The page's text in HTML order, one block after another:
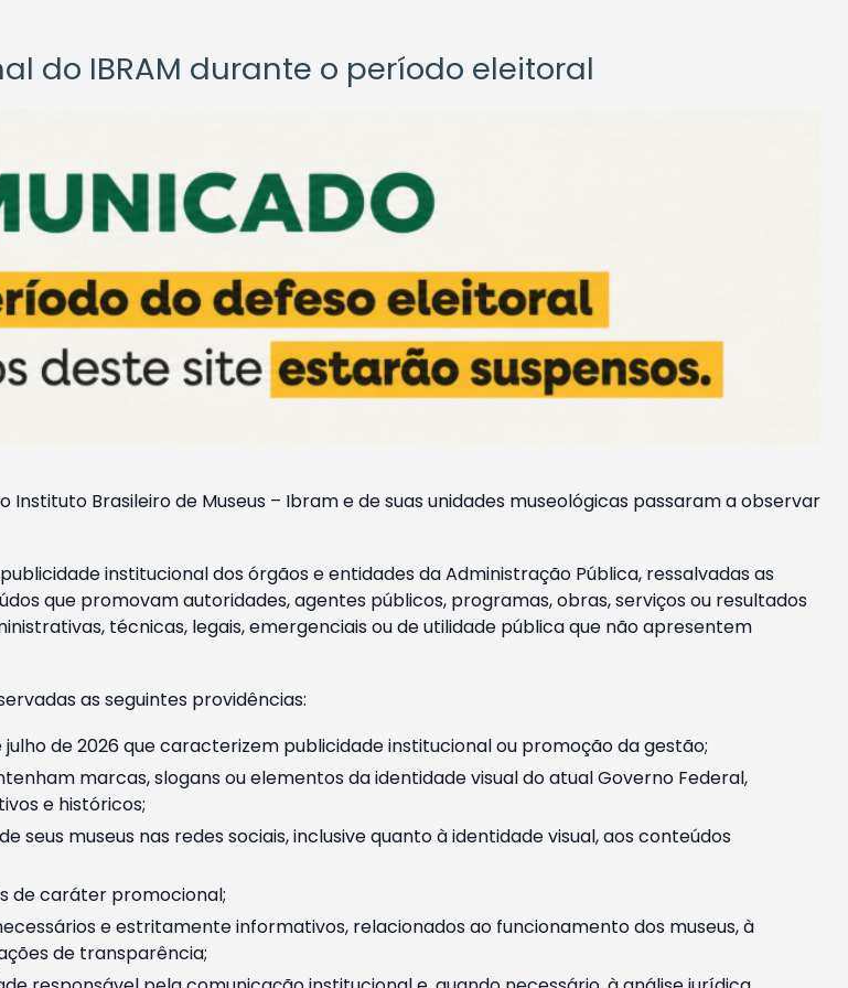
do IBRAM durante o período eleitoral
Brasileiro de Museus – Ibram e de suas unidades museológicas passaram a observar
institucional dos órgãos e entidades da Administração Pública, ressalvadas as
que promovam autoridades, agentes públicos, programas, obras, serviços ou resultados
técnicas, legais, emergenciais ou de utilidade pública que não apresentem
as seguintes providências:
de 2026 que caracterizem publicidade institucional ou promoção da gestão;
marcas, slogans ou elementos da identidade visual do atual Governo Federal,
e históricos;
museus nas redes sociais, inclusive quanto à identidade visual, aos conteúdos
de caráter promocional;
e estritamente informativos, relacionados ao funcionamento dos museus, à
de transparência;